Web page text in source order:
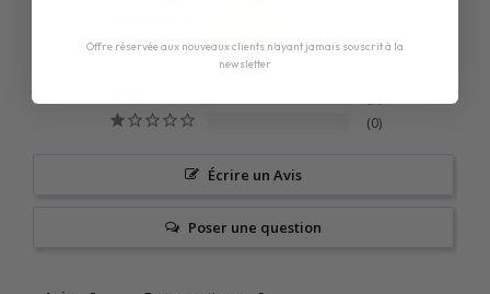
4
0
Écrire un Avis
Poser une question
Offre réservée aux nouveaux clients n'ayant jamais souscrit à la
newsletter